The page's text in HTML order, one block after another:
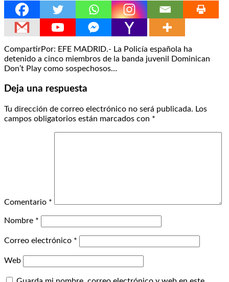
CompartirPor: EFE MADRID.- La Policía española ha
detenido a cinco miembros de la banda juvenil Dominican
Don’t Play como sospechosos…
Deja una respuesta
Tu dirección de correo electrónico no será publicada. Los
campos obligatorios están marcados con *
Comentario *
Nombre *
Correo electrónico *
Web